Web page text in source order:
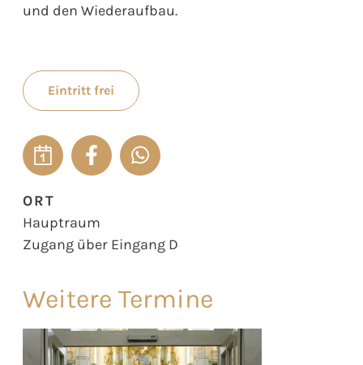
und den Wiederaufbau.
Eintritt frei
ORT
Hauptraum
Zugang über Eingang D
Weitere Termine